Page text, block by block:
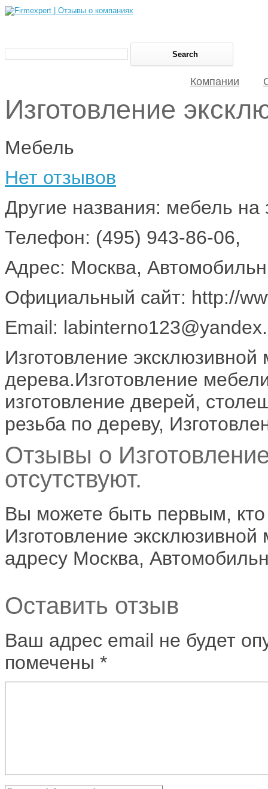
Компании
Изготовление
Мебель
Нет отзывов
Другие названия: мебель на
Телефон: (495) 943-86-06,
Адрес: Москва,
Официальный сайт: http://
Email:
Изготовление
дерева.Изготовление
изготовление дверей,
резьба по дереву,
Отзывы о
отсутствуют.
Вы можете быть первым,
Изготовление
адресу Москва,
Оставить отзыв
Ваш адрес email не будет
помечены *